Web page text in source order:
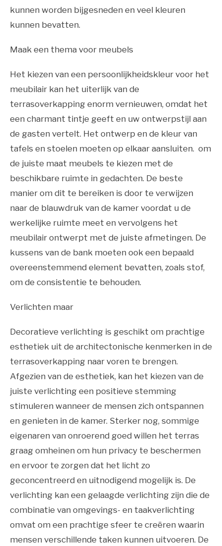
kunnen worden bijgesneden en veel kleuren
kunnen bevatten.
Maak een thema voor meubels
Het kiezen van een persoonlijkheidskleur voor het
meubilair kan het uiterlijk van de
terrasoverkapping enorm vernieuwen, omdat het
een charmant tintje geeft en uw ontwerpstijl aan
de gasten vertelt. Het ontwerp en de kleur van
tafels en stoelen moeten op elkaar aansluiten. om
de juiste maat meubels te kiezen met de
beschikbare ruimte in gedachten. De beste
manier om dit te bereiken is door te verwijzen
naar de blauwdruk van de kamer voordat u de
werkelijke ruimte meet en vervolgens het
meubilair ontwerpt met de juiste afmetingen. De
kussens van de bank moeten ook een bepaald
overeenstemmend element bevatten, zoals stof,
om de consistentie te behouden.
Verlichten maar
Decoratieve verlichting is geschikt om prachtige
esthetiek uit de architectonische kenmerken in de
terrasoverkapping naar voren te brengen.
Afgezien van de esthetiek, kan het kiezen van de
juiste verlichting een positieve stemming
stimuleren wanneer de mensen zich ontspannen
en genieten in de kamer. Sterker nog, sommige
eigenaren van onroerend goed willen het terras
graag omheinen om hun privacy te beschermen
en ervoor te zorgen dat het licht zo
geconcentreerd en uitnodigend mogelijk is. De
verlichting kan een gelaagde verlichting zijn die de
combinatie van omgevings- en taakverlichting
omvat om een prachtige sfeer te creëren waarin
mensen verschillende taken kunnen uitvoeren. De